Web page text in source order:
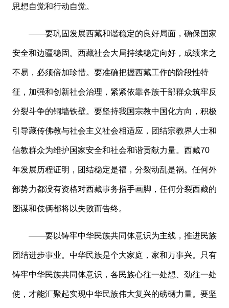
思想自觉和行动自觉。
——要巩固发展西藏和谐稳定的良好局面，确保国家
安全和边疆稳固。西藏社会大局持续稳定向好，成绩来之
不易，必须倍加珍惜。要准确把握西藏工作的阶段性特
征，加强和创新社会治理，紧紧依靠各族干部群众筑牢反
分裂斗争的铜墙铁壁。要坚持我国宗教中国化方向，积极
引导藏传佛教与社会主义社会相适应，团结宗教界人士和
信教群众为维护国家安全和社会和谐贡献力量。西藏70
年发展历程证明，团结稳定是福，分裂动乱是祸。任何外
部势力都没有资格对西藏事务指手画脚，任何分裂西藏的
图谋和伎俩都将以失败而告终。
——要以铸牢中华民族共同体意识为主线，推进民族
团结进步事业。中华民族是个大家庭，家和万事兴。只有
铸牢中华民族共同体意识，各民族心往一处想、劲往一处
使，才能汇聚起实现中华民族伟大复兴的磅礴力量。要坚